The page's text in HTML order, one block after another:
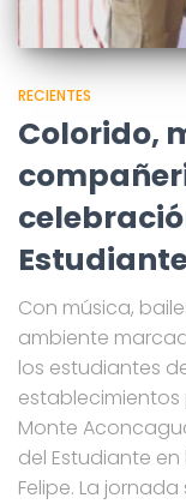
RECIENTES
Colorido,
Con música,
ambiente
los estudiantes
Monte
del Estudiante
Felipe. La jornada